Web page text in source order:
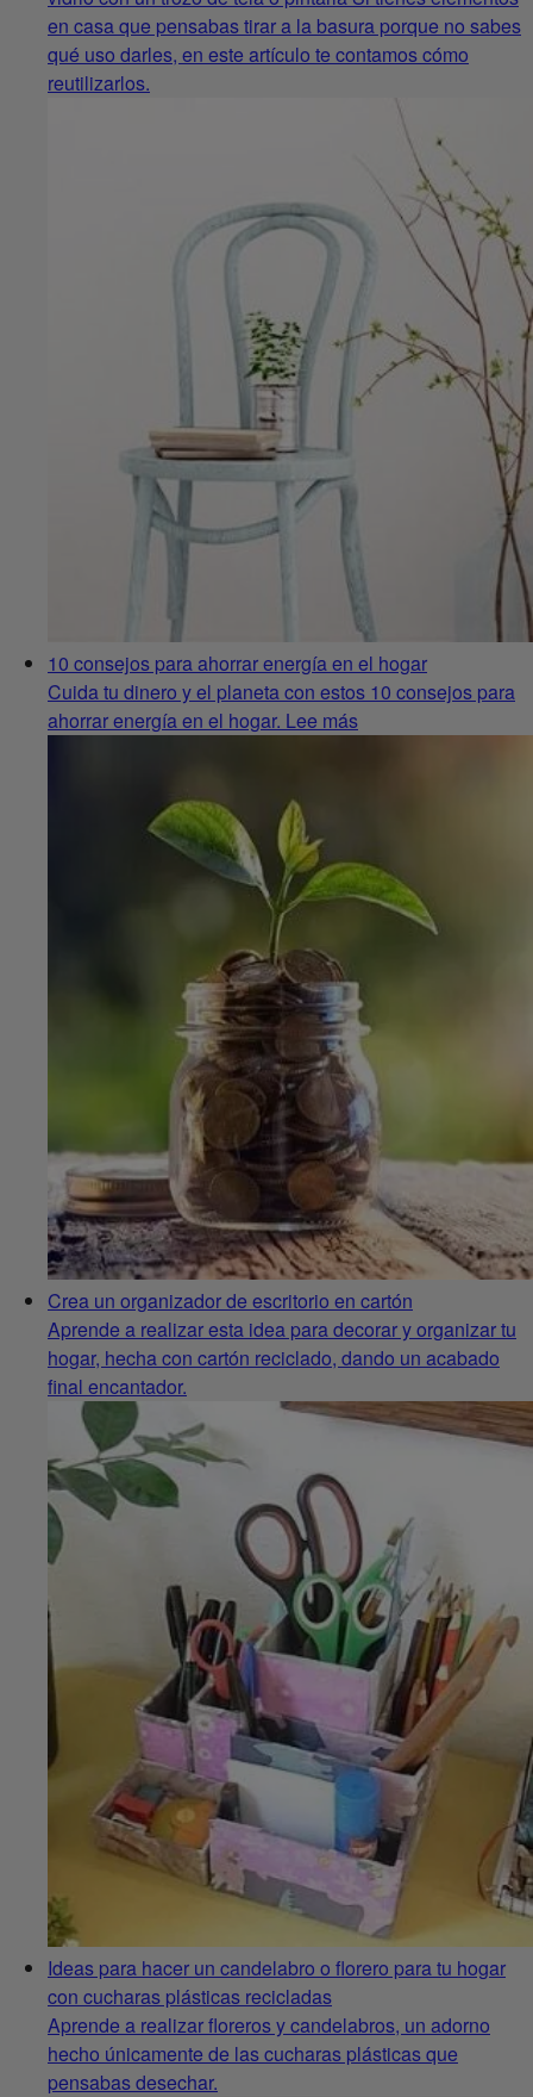
en casa que pensabas tirar a la basura porque no sabes
qué uso darles, en este artículo te contamos cómo
reutilizarlos.
10 consejos para ahorrar energía en el hogar
Cuida tu dinero y el planeta con estos 10 consejos para
ahorrar energía en el hogar. Lee más
Crea un organizador de escritorio en cartón
Aprende a realizar esta idea para decorar y organizar tu
hogar, hecha con cartón reciclado, dando un acabado
final encantador.
Ideas para hacer un candelabro o florero para tu hogar
con cucharas plásticas recicladas
Aprende a realizar floreros y candelabros, un adorno
hecho únicamente de las cucharas plásticas que
pensabas desechar.